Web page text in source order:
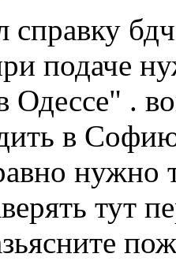
подаче
Одессе" .
в
нужно
тут